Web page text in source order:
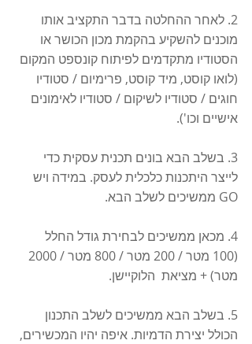
2. לאחר ההחלטה בדבר התקציב אותו
מוכנים להשקיע בהקמת מכון הכושר או
הסטודיו מתקדמים לפיתוח קונספט המקום
(לואו קוסט, מיד קוסט, פרימיום / סטודיו
חוגים / סטודיו לשיקום / סטודיו לאימונים
אישיים וכו').
3. בשלב הבא בונים תכנית עסקית כדי
לייצר היתכנות כלכלית לעסק. במידה ויש
GO ממשיכים לשלב הבא.
4. מכאן ממשיכים לבחירת גודל החלל
מטר) + מציאת  הלוקיישן.
5. בשלב הבא ממשיכים לשלב התכנון
הכולל יצירת הדמיות. איפה יהיו המכשירים,